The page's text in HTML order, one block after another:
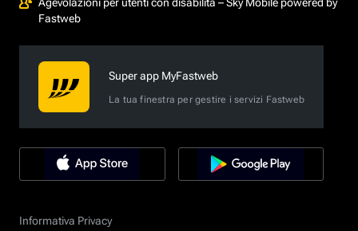
Agevolazioni per utenti con disabilità – Sky Mobile powered by
Fastweb
Super app MyFastweb
La tua finestra per gestire i servizi Fastweb
Informativa Privacy